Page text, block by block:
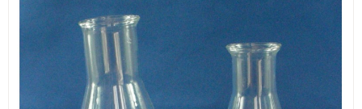
СПОРТ
МЕБЕЛИ И ОБОРУДВАНЕ